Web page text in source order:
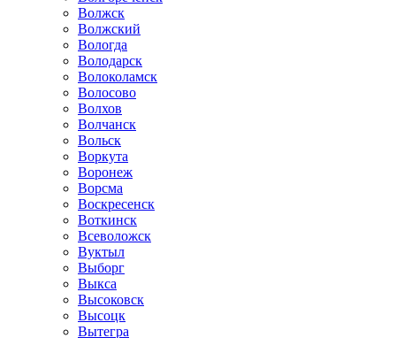
Волжск
Волжский
Вологда
Володарск
Волоколамск
Волосово
Волхов
Волчанск
Вольск
Воркута
Воронеж
Ворсма
Воскресенск
Воткинск
Всеволожск
Вуктыл
Выборг
Выкса
Высоковск
Высоцк
Вытегра